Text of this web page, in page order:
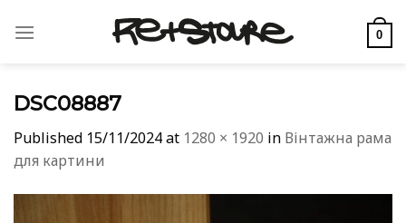
0
DSC08887
Published 15/11/2024at 1280 × 1920 in Вінтажна рама
для картини